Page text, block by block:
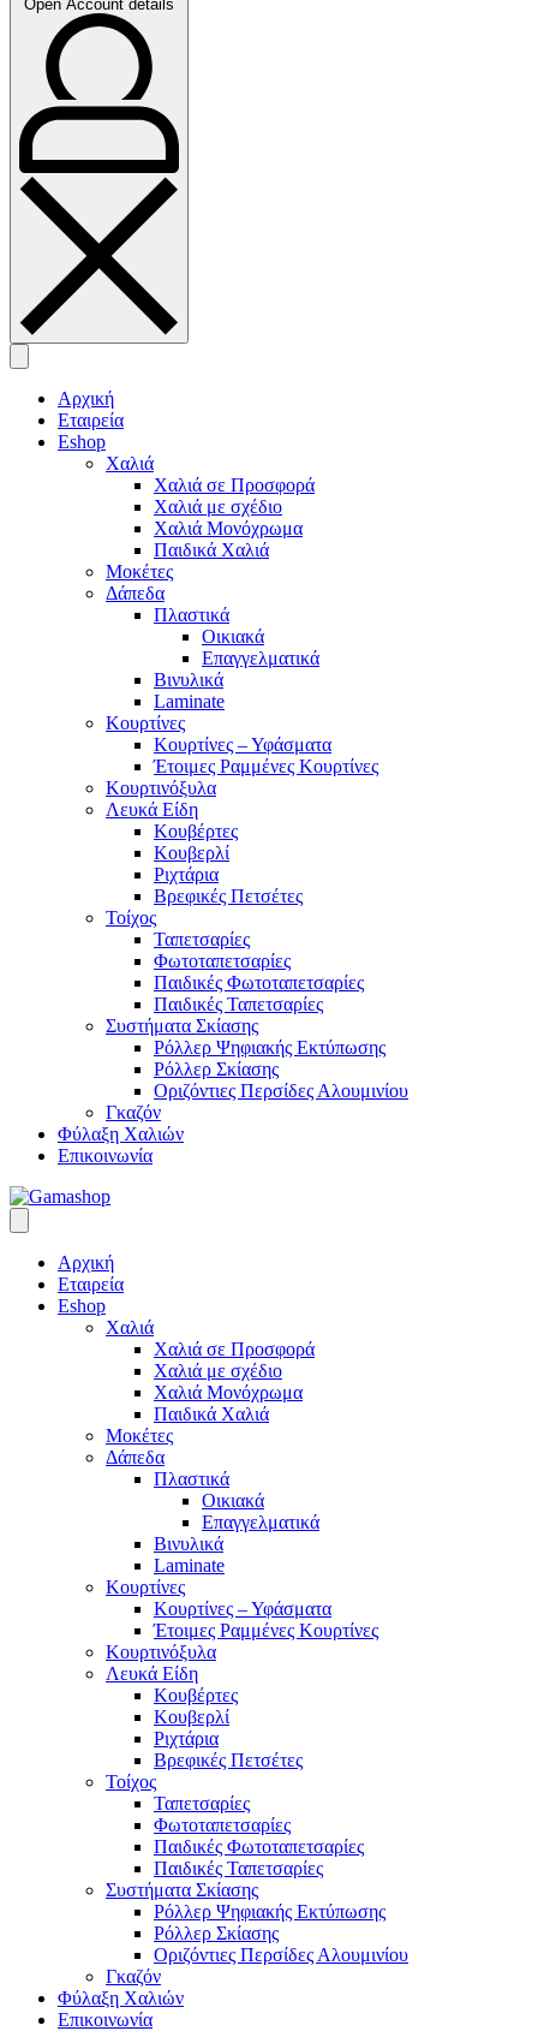
Open Account details
Αρχική
Εταιρεία
Eshop
Χαλιά
Χαλιά σε Προσφορά
Χαλιά με σχέδιο
Χαλιά Μονόχρωμα
Παιδικά Χαλιά
Μοκέτες
Δάπεδα
Πλαστικά
Οικιακά
Επαγγελματικά
Βινυλικά
Laminate
Κουρτίνες
Κουρτίνες – Υφάσματα
Έτοιμες Ραμμένες Κουρτίνες
Κουρτινόξυλα
Λευκά Είδη
Κουβέρτες
Κουβερλί
Ριχτάρια
Βρεφικές Πετσέτες
Τοίχος
Ταπετσαρίες
Φωτοταπετσαρίες
Παιδικές Φωτοταπετσαρίες
Παιδικές Ταπετσαρίες
Συστήματα Σκίασης
Ρόλλερ Ψηφιακής Εκτύπωσης
Ρόλλερ Σκίασης
Οριζόντιες Περσίδες Αλουμινίου
Γκαζόν
Φύλαξη Χαλιών
Επικοινωνία
Αρχική
Εταιρεία
Eshop
Χαλιά
Χαλιά σε Προσφορά
Χαλιά με σχέδιο
Χαλιά Μονόχρωμα
Παιδικά Χαλιά
Μοκέτες
Δάπεδα
Πλαστικά
Οικιακά
Επαγγελματικά
Βινυλικά
Laminate
Κουρτίνες
Κουρτίνες – Υφάσματα
Έτοιμες Ραμμένες Κουρτίνες
Κουρτινόξυλα
Λευκά Είδη
Κουβέρτες
Κουβερλί
Ριχτάρια
Βρεφικές Πετσέτες
Τοίχος
Ταπετσαρίες
Φωτοταπετσαρίες
Παιδικές Φωτοταπετσαρίες
Παιδικές Ταπετσαρίες
Συστήματα Σκίασης
Ρόλλερ Ψηφιακής Εκτύπωσης
Ρόλλερ Σκίασης
Οριζόντιες Περσίδες Αλουμινίου
Γκαζόν
Φύλαξη Χαλιών
Επικοινωνία